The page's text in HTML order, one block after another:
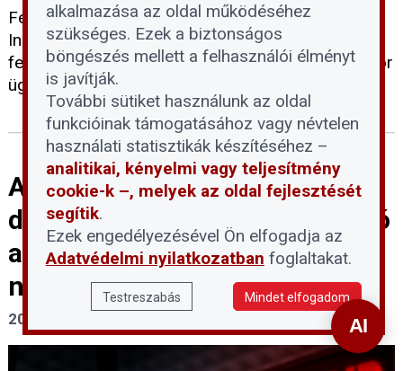
Felvételsorozat hetedik része az Ingatlan 2024 -
Ingatlankezelők, -beruházók, -közvetítők, és -
felújítók napja előadásaiból. Előadó: Szarvas Gábor
ügyvezető - Greenbors Consulting
Automatikus döntéshozatal,
digitális bejegyzés - Mi tudható
az új elektronikus
nyilvántartási törvényről?
2025. július 29.
alkalmazása az oldal működéséhez
szükséges. Ezek a biztonságos
böngészés mellett a felhasználói élményt
is javítják.
További sütiket használunk az oldal
funkcióinak támogatásához vagy névtelen
használati statisztikák készítéséhez –
analitikai, kényelmi vagy teljesítmény
cookie-k –, melyek az oldal fejlesztését
segítik.
Ezek engedélyezésével Ön elfogadja az
Adatvédelmi nyilatkozatban foglaltakat.
Testreszabás Mindet elfogadom